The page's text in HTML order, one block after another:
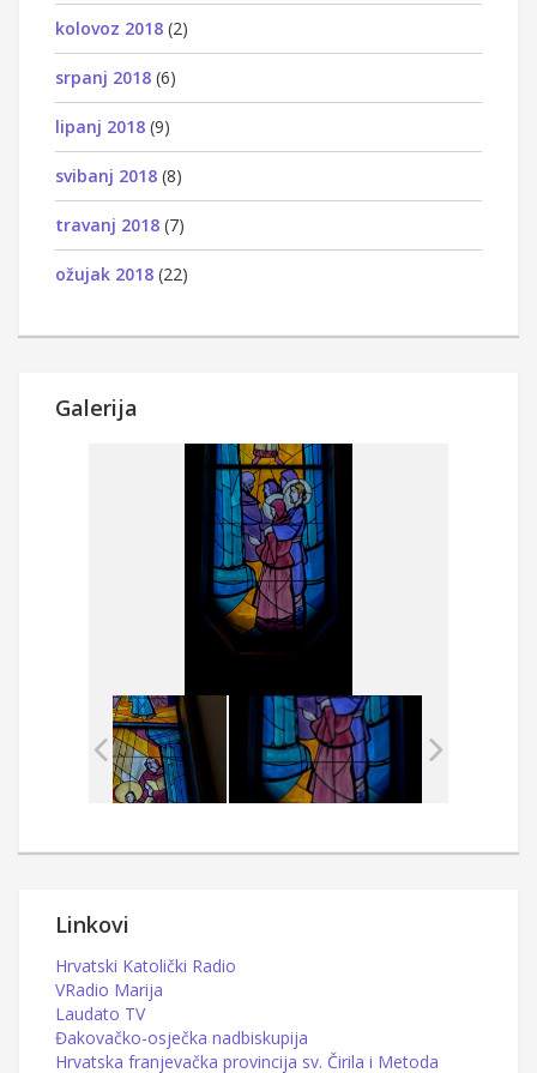
kolovoz 2018 (2)
srpanj 2018 (6)
lipanj 2018 (9)
svibanj 2018 (8)
travanj 2018 (7)
ožujak 2018 (22)
Galerija
Linkovi
Hrvatski Katolički Radio
VRadio Marija
Laudato TV
Đakovačko-osječka nadbiskupija
Hrvatska franjevačka provincija sv. Čirila i Metoda